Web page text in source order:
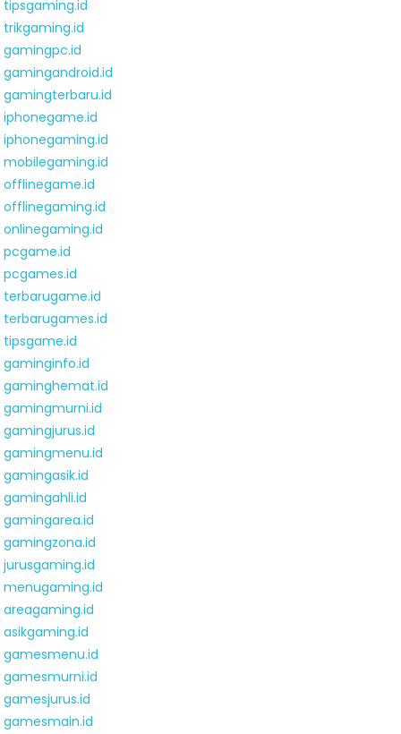
tipsgaming.id
trikgaming.id
gamingpc.id
gamingandroid.id
gamingterbaru.id
iphonegame.id
iphonegaming.id
mobilegaming.id
offlinegame.id
offlinegaming.id
onlinegaming.id
pcgame.id
pcgames.id
terbarugame.id
terbarugames.id
tipsgame.id
gaminginfo.id
gaminghemat.id
gamingmurni.id
gamingjurus.id
gamingmenu.id
gamingasik.id
gamingahli.id
gamingarea.id
gamingzona.id
jurusgaming.id
menugaming.id
areagaming.id
asikgaming.id
gamesmenu.id
gamesmurni.id
gamesjurus.id
gamesmain.id